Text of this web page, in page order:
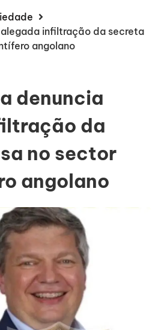
infiltração da secreta
angolano
denuncia
da
no sector
angolano